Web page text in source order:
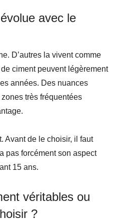
avec le
D’autres la vivent comme
ciment peuvent légèrement
années. Des nuances
très fréquentées
Avant de le choisir, il faut
pas forcément son aspect
15 ans.
véritables ou
?